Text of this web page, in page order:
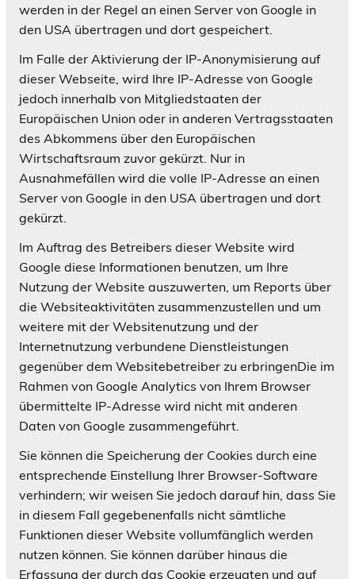
werden in der Regel an einen Server von Google in
den USA übertragen und dort gespeichert.
Im Falle der Aktivierung der IP-Anonymisierung auf
dieser Webseite, wird Ihre IP-Adresse von Google
jedoch innerhalb von Mitgliedstaaten der
Europäischen Union oder in anderen Vertragsstaaten
des Abkommens über den Europäischen
Wirtschaftsraum zuvor gekürzt. Nur in
Ausnahmefällen wird die volle IP-Adresse an einen
Server von Google in den USA übertragen und dort
gekürzt.
Im Auftrag des Betreibers dieser Website wird
Google diese Informationen benutzen, um Ihre
Nutzung der Website auszuwerten, um Reports über
die Websiteaktivitäten zusammenzustellen und um
weitere mit der Websitenutzung und der
Internetnutzung verbundene Dienstleistungen
gegenüber dem Websitebetreiber zu erbringenDie im
Rahmen von Google Analytics von Ihrem Browser
übermittelte IP-Adresse wird nicht mit anderen
Daten von Google zusammengeführt.
Sie können die Speicherung der Cookies durch eine
entsprechende Einstellung Ihrer Browser-Software
verhindern; wir weisen Sie jedoch darauf hin, dass Sie
in diesem Fall gegebenenfalls nicht sämtliche
Funktionen dieser Website vollumfänglich werden
nutzen können. Sie können darüber hinaus die
Erfassung der durch das Cookie erzeugten und auf